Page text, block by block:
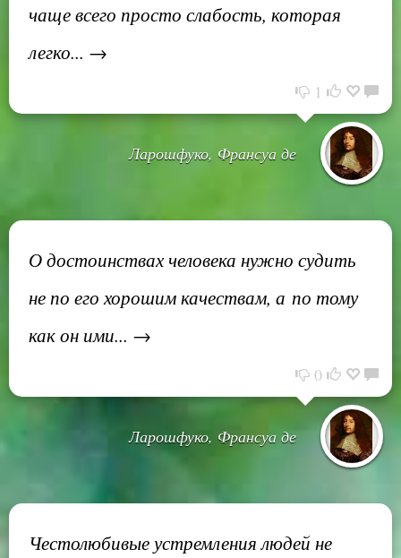
чаще всего просто слабость, которая
легко... →
1
Ларошфуко, Франсуа де
О достоинствах человека нужно судить
не по его хорошим качествам, а по тому
как он ими... →
0
Ларошфуко, Франсуа де
Честолюбивые устремления людей не